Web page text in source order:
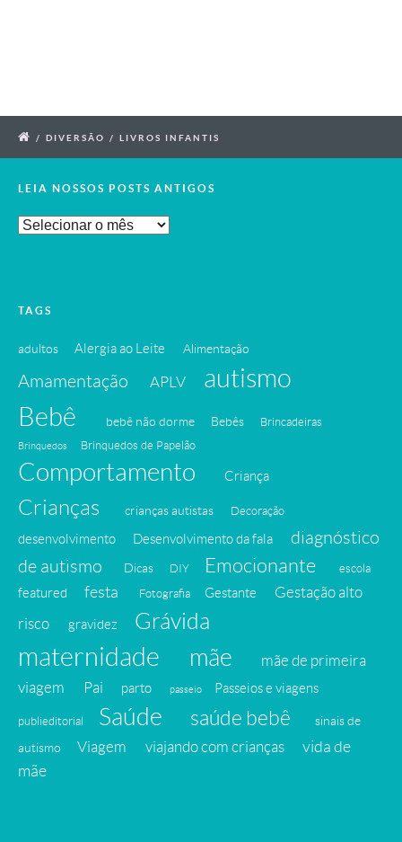
/ DIVERSÃO / LIVROS INFANTIS
LEIA NOSSOS POSTS ANTIGOS
Leia
TAGS
adultos Alergia ao Leite Alimentação
Amamentação APLV
autismo
Bebê
bebê não dorme Bebês Brincadeiras
Brinquedos Brinquedos de Papelão
Comportamento Criança
Crianças crianças autistas Decoração
desenvolvimento Desenvolvimento da fala
diagnóstico
de autismo
Dicas DIY Emocionante escola
featured festa Fotografia Gestante
Gestação alto
risco
gravidez Grávida
maternidade mãe
mãe de primeira
viagem
Pai parto passeio Passeios e viagens
publieditorial Saúde saúde bebê
sinais de
autismo
Viagem viajando com crianças
vida de
mãe